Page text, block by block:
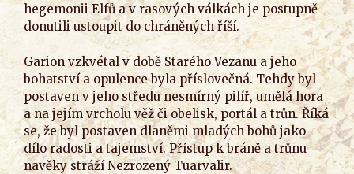
hegemonii Elfů a v rasových válkách je postupně
donutili ustoupit do chráněných říší.
Garion vzkvétal v době Starého Vezanu a jeho
bohatství a opulence byla příslovečná. Tehdy byl
postaven v jeho středu nesmírný pilíř, umělá hora
a na jejím vrcholu věž či obelisk, portál a trůn. Říká
se, že byl postaven dlaněmi mladých bohů jako
dílo radosti a tajemství. Přístup k bráně a trůnu
navěky stráží Nezrozený Tuarvalir.